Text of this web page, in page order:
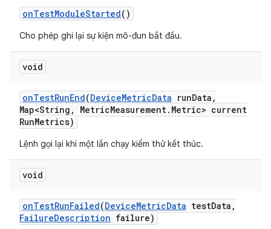
onTestModuleStarted()
Cho phép ghi lại sự kiện mô-đun bắt đầu.
void
onTestRunEnd(DeviceMetricData runData ,
Map<String , MetricMeasurement. Metric> current
RunMetrics)
Lệnh gọi lại khi một lần chạy kiểm thử kết thúc.
void
onTestRunFailed(DeviceMetricData testData ,
FailureDescription failure)